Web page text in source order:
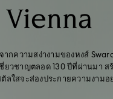
ากความสง่างามของหงส์
ยวชาญตลอด 130 ปีที่ผ่านมา
ใสจะส่องประกายความงามอ